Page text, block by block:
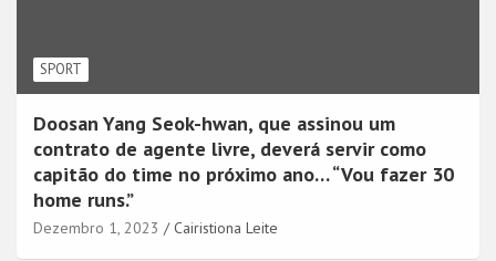
SPORT
Doosan Yang Seok-hwan, que assinou um
contrato de agente livre, deverá servir como
capitão do time no próximo ano… “Vou fazer 30
home runs.”
Dezembro 1, 2023 Cairistiona Leite